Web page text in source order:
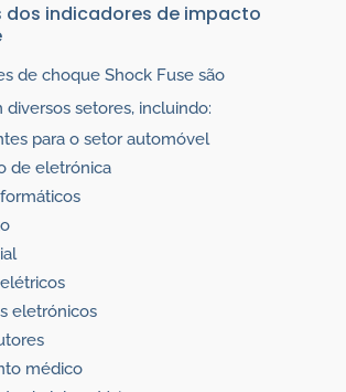
dos indicadores de impacto
de choque Shock Fuse são
diversos setores, incluindo:
para o setor automóvel
de eletrónica
eletrónicos
médico